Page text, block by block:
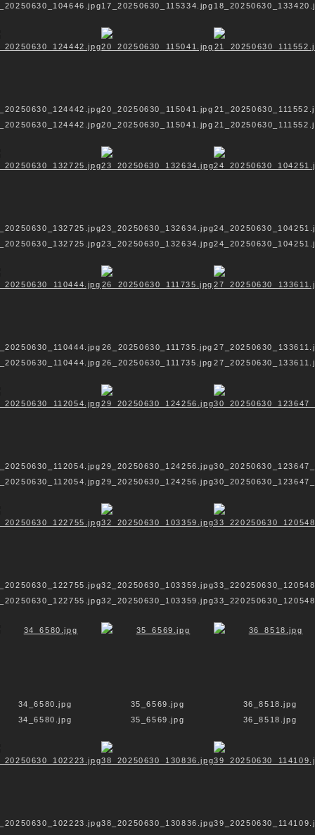
STILLE IST DAS
+
Verbindende aller Religionen.
17_20250630_115334.jpg
20_20250630_115041.jpg
20_20250630_115041.jpg
23_20250630_132634.jpg
23_20250630_132634.jpg
26_20250630_111735.jpg
26_20250630_111735.jpg
29_20250630_124256.jpg
29_20250630_124256.jpg
32_20250630_103359.jpg
32_20250630_103359.jpg
34_6580.jpg
34_6580.jpg
35_6569.jpg
35_6569.jpg
36_8518.jpg
36_8518.jpg
38_20250630_130836.jpg